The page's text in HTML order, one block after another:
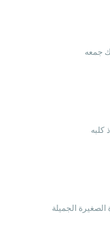
جمعه
الصغيرة الجميلة